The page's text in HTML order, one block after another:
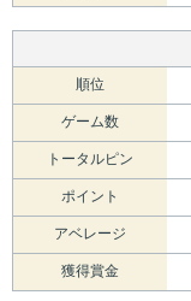
順位
ゲーム数
トータルピン
ポイント
アベレージ
獲得賞金